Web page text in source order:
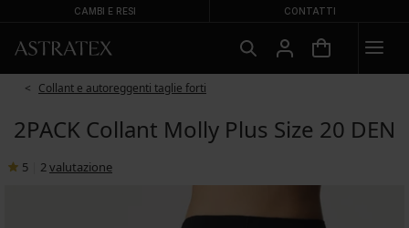
CAMBI E RESI CONTATTI
Collant e autoreggenti taglie forti
2PACK Collant Molly Plus Size 20 DEN
5 2valutazione